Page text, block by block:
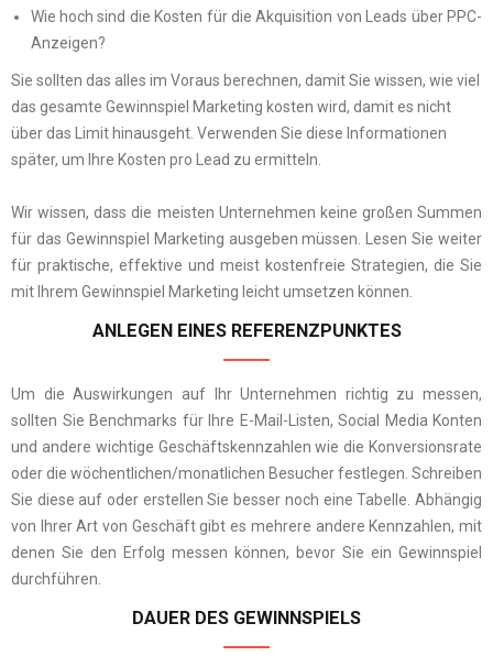
Wie hoch sind die Kosten für die Akquisition von Leads über PPC-
Anzeigen?
Sie sollten das alles im Voraus berechnen, damit Sie wissen, wie viel
das gesamte Gewinnspiel Marketing kosten wird, damit es nicht
über das Limit hinausgeht . Verwenden Sie diese Informationen
später, um Ihre Kosten pro Lead zu ermitteln.
Wir wissen, dass die meisten Unternehmen keine großen Summen
für das Gewinnspiel Marketing ausgeben müssen. Lesen Sie weiter
für praktische, effektive und meist kostenfreie Strategien, die Sie
mit Ihrem Gewinnspiel Marketing leicht umsetzen können.
ANLEGEN EINES REFERENZPUNKTES
Um die Auswirkungen auf Ihr Unternehmen richtig zu messen,
sollten Sie Benchmarks für Ihre E-Mail-Listen, Social Media Konten
und andere wichtige Geschäftskennzahlen wie die Konversionsrate
oder die wöchentlichen/monatlichen Besucher festlegen. Schreiben
Sie diese auf oder erstellen Sie besser noch eine Tabelle. Abhängig
von Ihrer Art von Geschäft gibt es mehrere andere Kennzahlen, mit
denen Sie den Erfolg messen können, bevor Sie ein Gewinnspiel
durchführen.
DAUER DES GEWINNSPIELS